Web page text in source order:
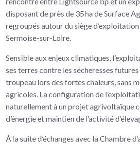
disposant de près de 35 ha de Surface
regroupés autour du siège
Sermoise-sur-Loire.
Sensible aux enjeux climatiques,
ses terres contre les sécheresses
troupeau lors des fortes chaleurs, sans
agricoles. La configuration de
naturellement à un projet agrivoltaïque
d’énergie et maintien de l’activité
À la suite d’échanges avec la Chambre